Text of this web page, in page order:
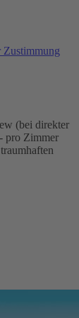
Zustimmung
(bei direkter
pro Zimmer